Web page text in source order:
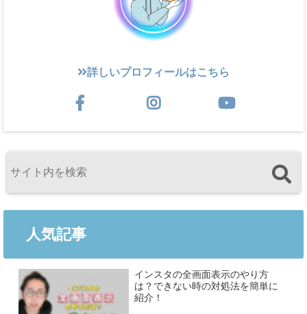
詳しいプロフィールはこちら
人気記事
インスタの全画面表示のやり方
は？できない時の対処法を簡単に
紹介！